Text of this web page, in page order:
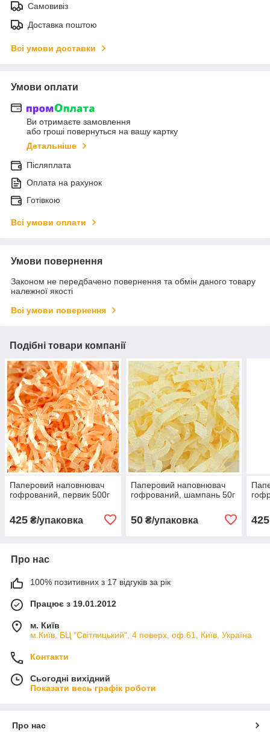
Самовивіз
Доставка поштою
Всі умови доставки
Умови оплати
Ви отримаєте замовлення
або гроші повернуться на вашу картку
Детальніше
Післяплата
Оплата на рахунок
Готівкою
Всі умови оплати
Умови повернення
Законом не передбачено повернення та обмін даного товару
належної якості
Всі умови повернення
Подібні товари компанії
Паперовий наповнювач
гофрований, первик 500г
425 ₴/упаковка
Паперовий наповнювач
гофрований, шампань 50г
50₴/упаковка 425
Про нас
100% позитивних з 17 відгуків за рік
Працює з 19.01.2012
м. Київ
м.Київ, БЦ "Світлицький", 4 поверх, оф.61, Київ, Україна
Контакти
Сьогодні вихідний
Показати весь графік роботи
Про нас